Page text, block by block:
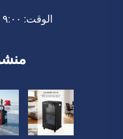
الوقت: ٩:٠٠ صباحًا – ٤:٠٠ مساءً